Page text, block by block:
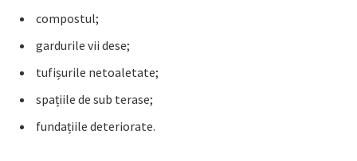
compostul;
gardurile vii dese;
tufișurile netoaletate;
spațiile de sub terase;
fundațiile deteriorate.